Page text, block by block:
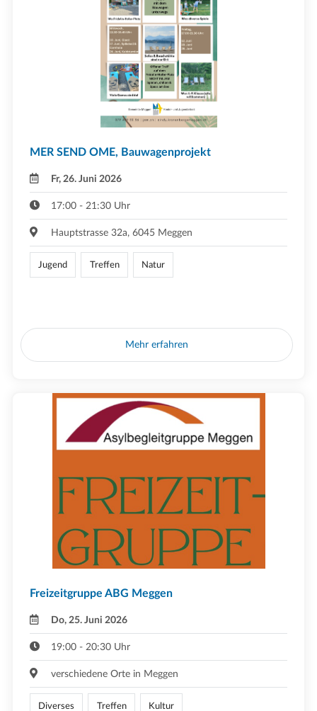
MER SEND OME, Bauwagenprojekt
Fr, 26. Juni 2026
17:00 - 21:30 Uhr
Hauptstrasse 32a, 6045 Meggen
Jugend Treffen Natur
Mehr erfahren
Freizeitgruppe ABG Meggen
Do, 25. Juni 2026
19:00 - 20:30 Uhr
verschiedene Orte in Meggen
Diverses Treffen Kultur